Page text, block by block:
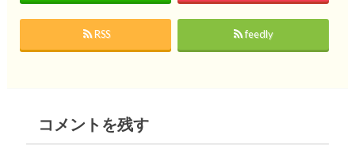
RSS feedly
コメントを残す